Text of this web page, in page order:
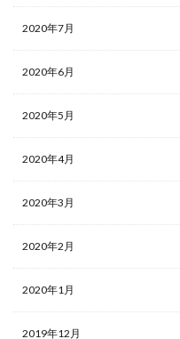
2020年7月
2020年6月
2020年5月
2020年4月
2020年3月
2020年2月
2020年1月
2019年12月